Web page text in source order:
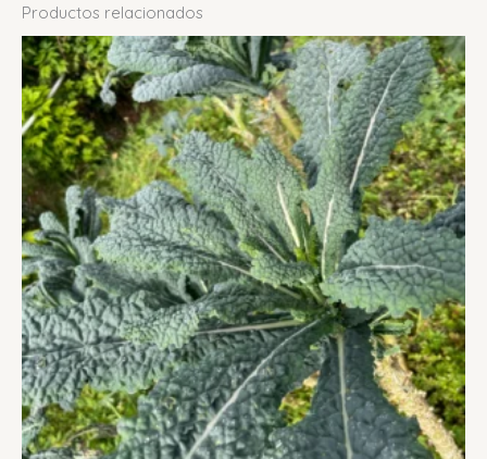
Productos relacionados